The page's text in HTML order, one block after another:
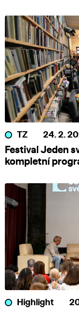
TZ 24. 2.
Festival Jeden
kompletní
Highlight